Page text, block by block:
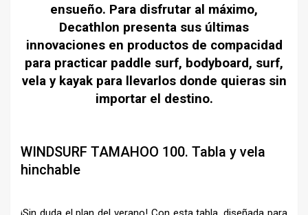
ensueño. Para disfrutar al máximo,
Decathlon presenta sus últimas
innovaciones en productos de compacidad
para practicar paddle surf, bodyboard, surf,
vela y kayak para llevarlos donde quieras sin
importar el destino.
WINDSURF TAMAHOO 100. Tabla y vela
hinchable